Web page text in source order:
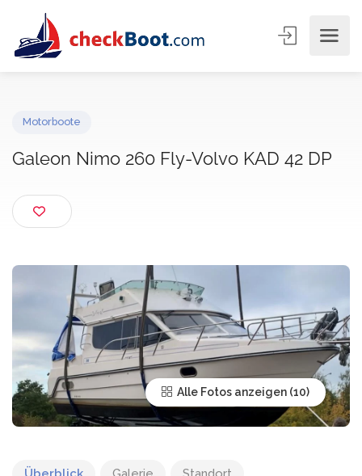
Galeon Nimo 260 Fly-Volvo KAD 42 DP
Alle Fotos anzeigen